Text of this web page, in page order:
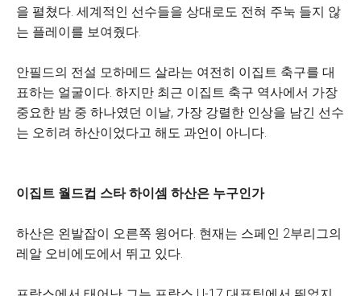
을 펼쳤다. 세계적인 선수들을 상대로도 전혀 주눅 들지 않
는 플레이를 보여줬다.
안필드의 전설 모하메드 살라는 여전히 이집트 축구를 대
표하는 얼굴이다. 하지만 최근 이집트 축구 역사에서 가장
중요한 밤 중 하나였던 이날, 가장 강렬한 인상을 남긴 선수
는 오히려 하산이었다고 해도 과언이 아니다.
이집트 월드컵 스타 하이셈 하산은 누구인가
하산은 왼발잡이 오른쪽 윙어다. 현재는 스페인 2부리그의
레알 오비에도에서 뛰고 있다.